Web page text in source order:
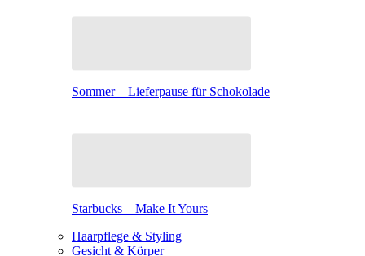
Sommer – Lieferpause für Schokolade
Starbucks – Make It Yours
Haarpflege & Styling
Gesicht & Körper